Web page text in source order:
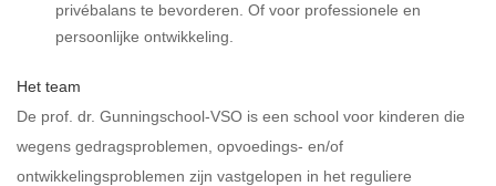
privébalans te bevorderen. Of voor professionele en
persoonlijke ontwikkeling.
Het team
De prof. dr. Gunningschool-VSO is een school voor kinderen die
wegens gedragsproblemen, opvoedings- en/of
ontwikkelingsproblemen zijn vastgelopen in het reguliere